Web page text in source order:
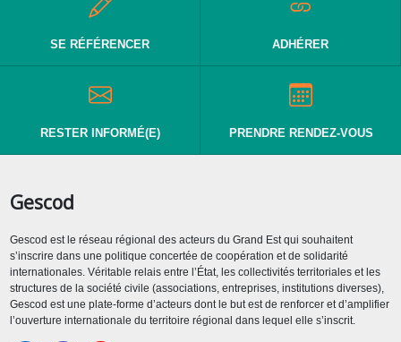
SE RÉFÉRENCER ADHÉRER
RESTER INFORMÉ(E) PRENDRE RENDEZ-VOUS
Gescod
Gescod est le réseau régional des acteurs du Grand Est qui souhaitent
s’inscrire dans une politique concertée de coopération et de solidarité
internationales. Véritable relais entre l’État, les collectivités territoriales et les
structures de la société civile (associations, entreprises, institutions diverses),
Gescod est une plate-forme d’acteurs dont le but est de renforcer et d’amplifier
l’ouverture internationale du territoire régional dans lequel elle s’inscrit.